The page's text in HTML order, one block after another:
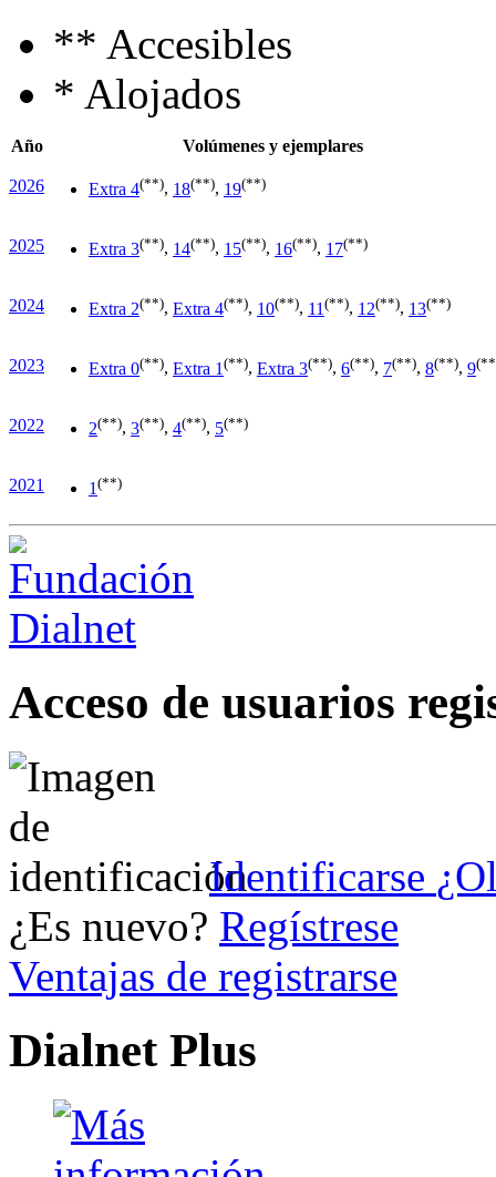
** Accesibles
* Alojados
Año Volúmenes y ejemplares
2026 Extra 4(**), 18(**), 19(**)
2025 Extra 3(**), 14(**), 15(**), 16(**), 17(**)
2024 Extra 2(**), Extra 4(**), 10(**), 11 (**), 12(**), 13(**)
2023 Extra 0(**), Extra 1 (**), Extra 3(**), 6(**), 7(**), 8(**), 9
2022 2(**), 3(**), 4(**), 5(**)
2021 1 (**)
Acceso de usuarios
Identificarse
¿Es nuevo? Regístrese
Ventajas de registrarse
Dialnet Plus